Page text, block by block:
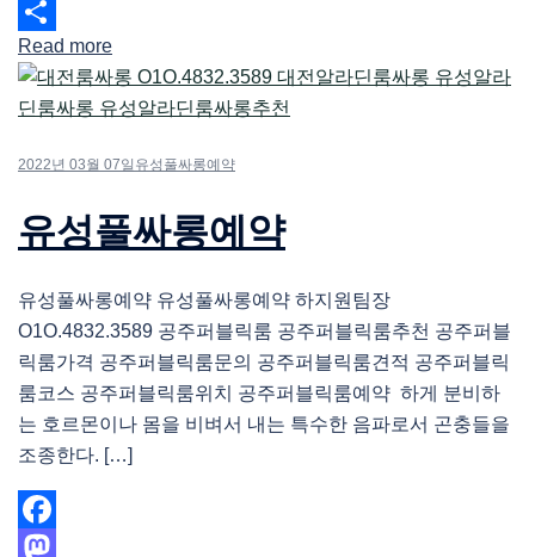
Email
Share
Read more
2022년 03월 07일 유성풀싸롱예약
유성풀싸롱예약
유성풀싸롱예약 유성풀싸롱예약 하지원팀장
O1O.4832.3589 공주퍼블릭룸 공주퍼블릭룸추천 공주퍼블
릭룸가격 공주퍼블릭룸문의 공주퍼블릭룸견적 공주퍼블릭
룸코스 공주퍼블릭룸위치 공주퍼블릭룸예약 하게 분비하
는 호르몬이나 몸을 비벼서 내는 특수한 음파로서 곤충들을
조종한다. […]
Facebook